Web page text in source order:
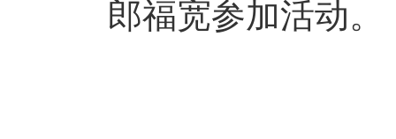
郎福宽参加活动。